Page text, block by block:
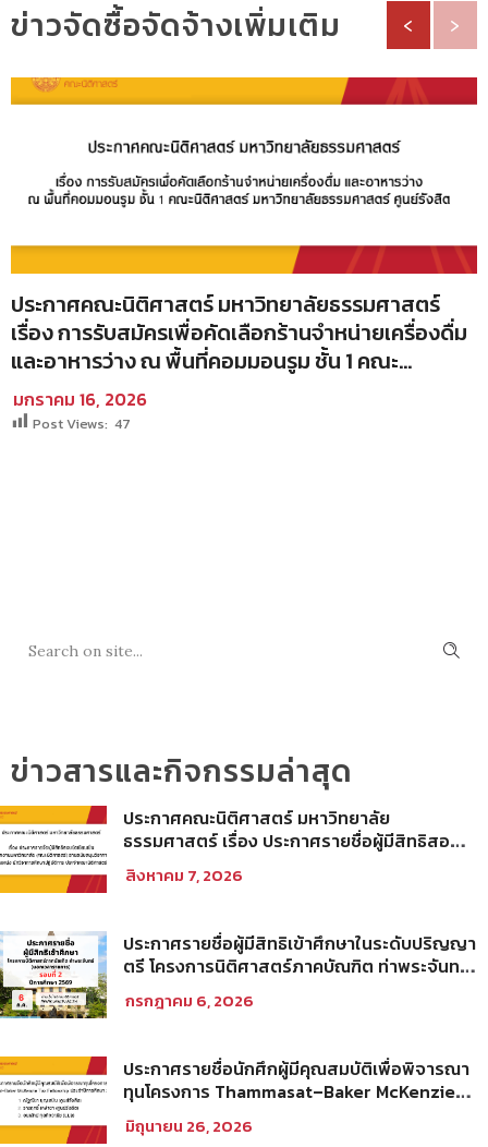
ข่าวจัดซื้อจัดจ้างเพิ่มเติม
ประกาศคณะนิติศาสตร์ มหาวิทยาลัยธรรมศาสตร์
เรื่อง การรับสมัครเพื่อคัดเลือกร้านจำหน่ายเครื่องดื่ม
และอาหารว่าง ณ พื้นที่คอมมอนรูม ชั้น 1 คณะ
นิติศาสตร์ มหาวิทยาลัยธรรมศาสตร์ ศูนย์รังสิต
มกราคม 16, 2026
‹ ›
Post Views: 47
ข่าวสารและกิจกรรมล่าสุด
ประกาศคณะนิติศาสตร์ มหาวิทยาลัย
ธรรมศาสตร์ เรื่อง ประกาศรายชื่อผู้มีสิทธิสอบ
ข้อเขียนเป็น พนักงานมหาวิทยาลัย (คณะ
นิติศาสตร์) สายสนับสนุนวิชาการ ตำแหน่ง นัก
สิงหาคม 7, 2026
ประกาศรายชื่อผู้มีสิทธิเข้าศึกษาในระดับปริญญา
ตรี โครงการนิติศาสตร์ภาคบัณฑิต ท่าพระจันทร์
ศึกษา 2569 รอบที่ 2
กรกฎาคม 6, 2026
ประกาศรายชื่อนักศึกผู้มีคุณสมบัติเพื่อพิจารณา
ทุนโครงการ Thammasat–Baker McKenzie
Tax Fellowship ประจำปีการศึกษา 2569
มิถุนายน 26, 2026